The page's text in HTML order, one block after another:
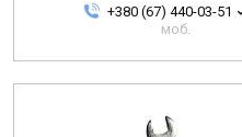
+380 (67) 440-03-51
моб.